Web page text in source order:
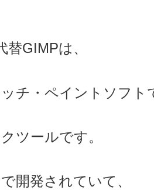
替GIMPは、
チ・ペイントソフト
ツールです。
開発されていて、